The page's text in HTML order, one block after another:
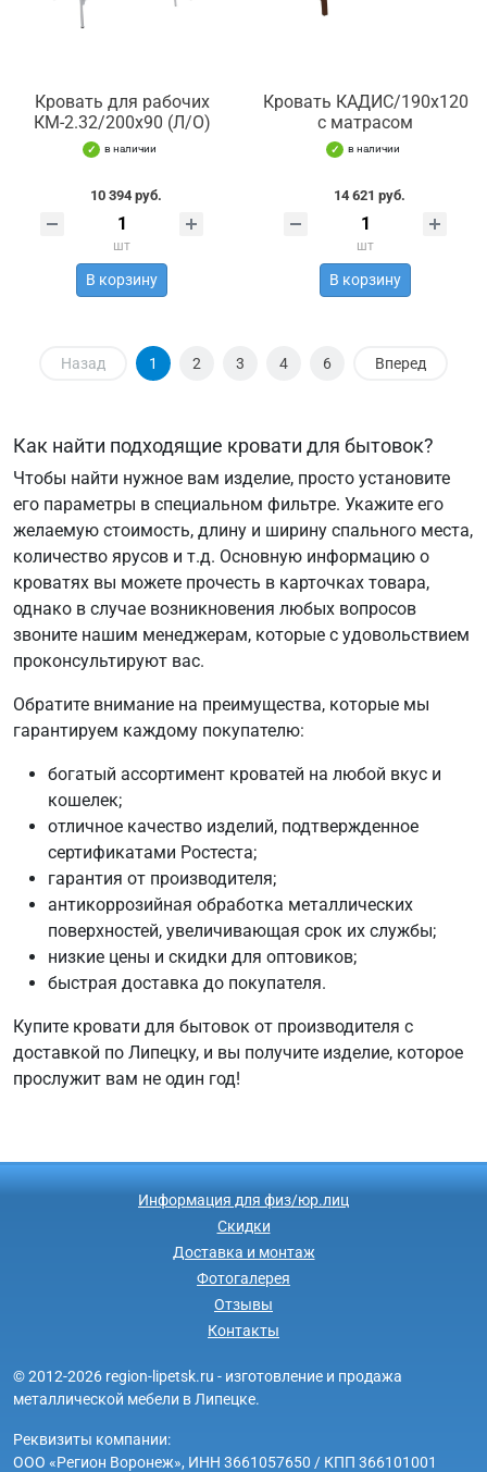
Кровать для рабочих
КМ-2.32/200х90 (Л/О)
в наличии
10 394 руб.
шт
В корзину
Кровать КАДИС/190х120
с матрасом
в наличии
14 621 руб.
шт
В корзину
Назад 1 2 3 4 6 Вперед
Как найти подходящие кровати для бытовок?
Чтобы найти нужное вам изделие, просто установите
его параметры в специальном фильтре. Укажите его
желаемую стоимость, длину и ширину спального места,
количество ярусов и т.д. Основную информацию о
кроватях вы можете прочесть в карточках товара,
однако в случае возникновения любых вопросов
звоните нашим менеджерам, которые с удовольствием
проконсультируют вас.
Обратите внимание на преимущества, которые мы
гарантируем каждому покупателю:
богатый ассортимент кроватей на любой вкус и
кошелек;
отличное качество изделий, подтвержденное
сертификатами Ростеста;
гарантия от производителя;
антикоррозийная обработка металлических
поверхностей, увеличивающая срок их службы;
низкие цены и скидки для оптовиков;
быстрая доставка до покупателя.
Купите кровати для бытовок от производителя с
доставкой по Липецку, и вы получите изделие, которое
прослужит вам не один год!
Информация для физ/юр.лиц
Скидки
Доставка и монтаж
Фотогалерея
Отзывы
Контакты
© 2012-2026 region-lipetsk.ru - изготовление и продажа
металлической мебели в Липецке.
Реквизиты компании:
ООО «Регион Воронеж», ИНН 3661057650 / КПП 366101001